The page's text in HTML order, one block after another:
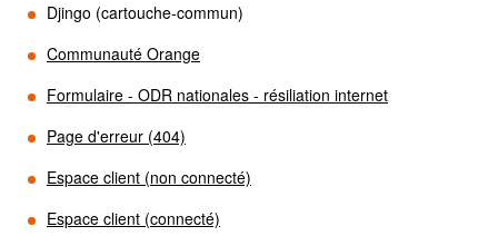
Djingo (cartouche-commun)
Communauté Orange
Formulaire - ODR nationales - résiliation internet
Page d'erreur (404)
Espace client (non connecté)
Espace client (connecté)